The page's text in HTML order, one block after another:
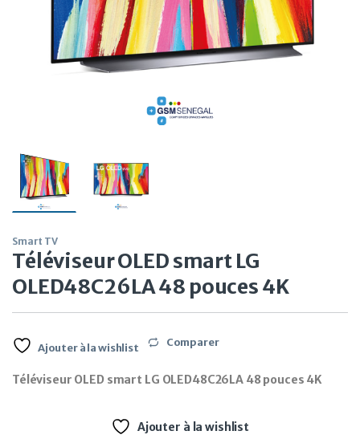
Smart TV
Téléviseur OLED smart LG
OLED48C26LA 48 pouces 4K
Ajouter à la wishlist Comparer
Téléviseur OLED smart LG OLED48C26LA 48 pouces 4K
Ajouter à la wishlist